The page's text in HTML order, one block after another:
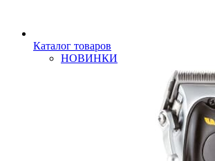
Каталог товаров
НОВИНКИ